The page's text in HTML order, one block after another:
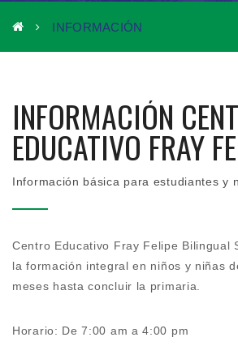
INFORMACIÓN
INFORMACIÓN
EDUCATIVO FRAY
Información básica para estudiantes y
Centro Educativo Fray Felipe Bilingual
la formación integral en niños y niñas
meses hasta concluir la primaria.
Horario: De 7:00 am a 4:00 pm